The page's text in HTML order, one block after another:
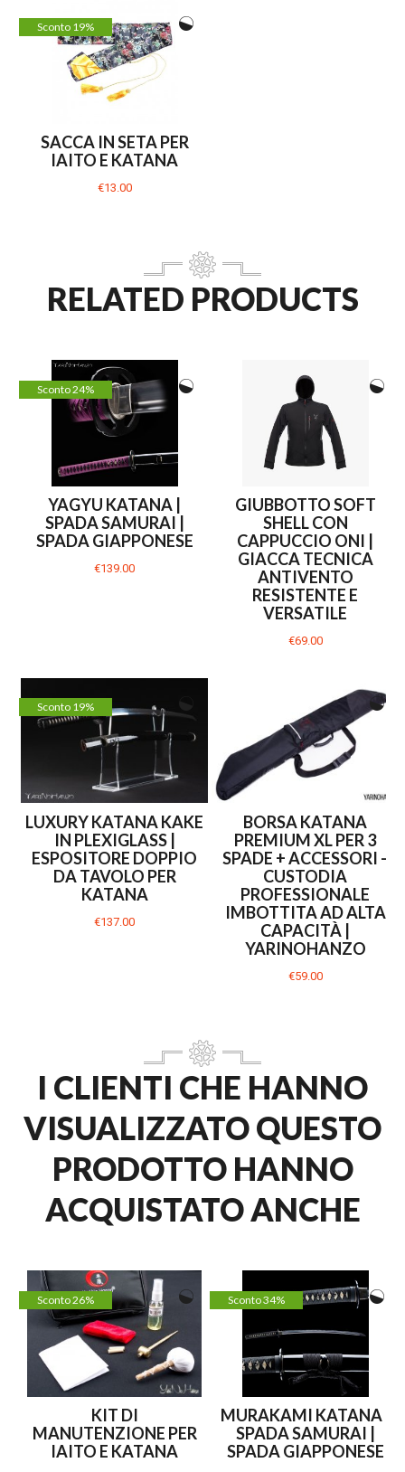
Sconto 19%
SACCA IN SETA PER
IAITO E KATANA
€13.00
RELATED PRODUCTS
Sconto 24%
YAGYU KATANA |
SPADA SAMURAI |
SPADA GIAPPONESE
€139.00
GIUBBOTTO SOFT
SHELL CON
CAPPUCCIO ONI |
GIACCA TECNICA
ANTIVENTO
RESISTENTE E
VERSATILE
€69.00
Sconto 19%
LUXURY KATANA KAKE
IN PLEXIGLASS |
ESPOSITORE DOPPIO
DA TAVOLO PER
KATANA
€137.00
BORSA KATANA
PREMIUM XL PER 3
SPADE + ACCESSORI –
CUSTODIA
PROFESSIONALE
IMBOTTITA AD ALTA
CAPACITÀ |
YARINOHANZO
€59.00
I CLIENTI CHE HANNO
VISUALIZZATO QUESTO
PRODOTTO HANNO
ACQUISTATO ANCHE
Sconto 26%
KIT DI
MANUTENZIONE PER
IAITO E KATANA
Sconto 34%
MURAKAMI KATANA |
SPADA SAMURAI |
SPADA GIAPPONESE